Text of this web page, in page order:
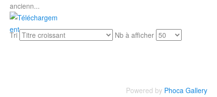
ancienn...
Tri Nb à afficher
Powered by Phoca Gallery